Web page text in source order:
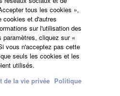
tous les cookies »,
cookies et d'autres
sur l'utilisation des
cliquez sur «
vous n'acceptez pas cette
seuls les cookies et les
utilisés.
de la vie privée Politique